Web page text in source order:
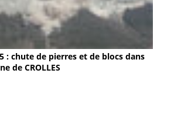
: chute de pierres et de blocs dans
de CROLLES